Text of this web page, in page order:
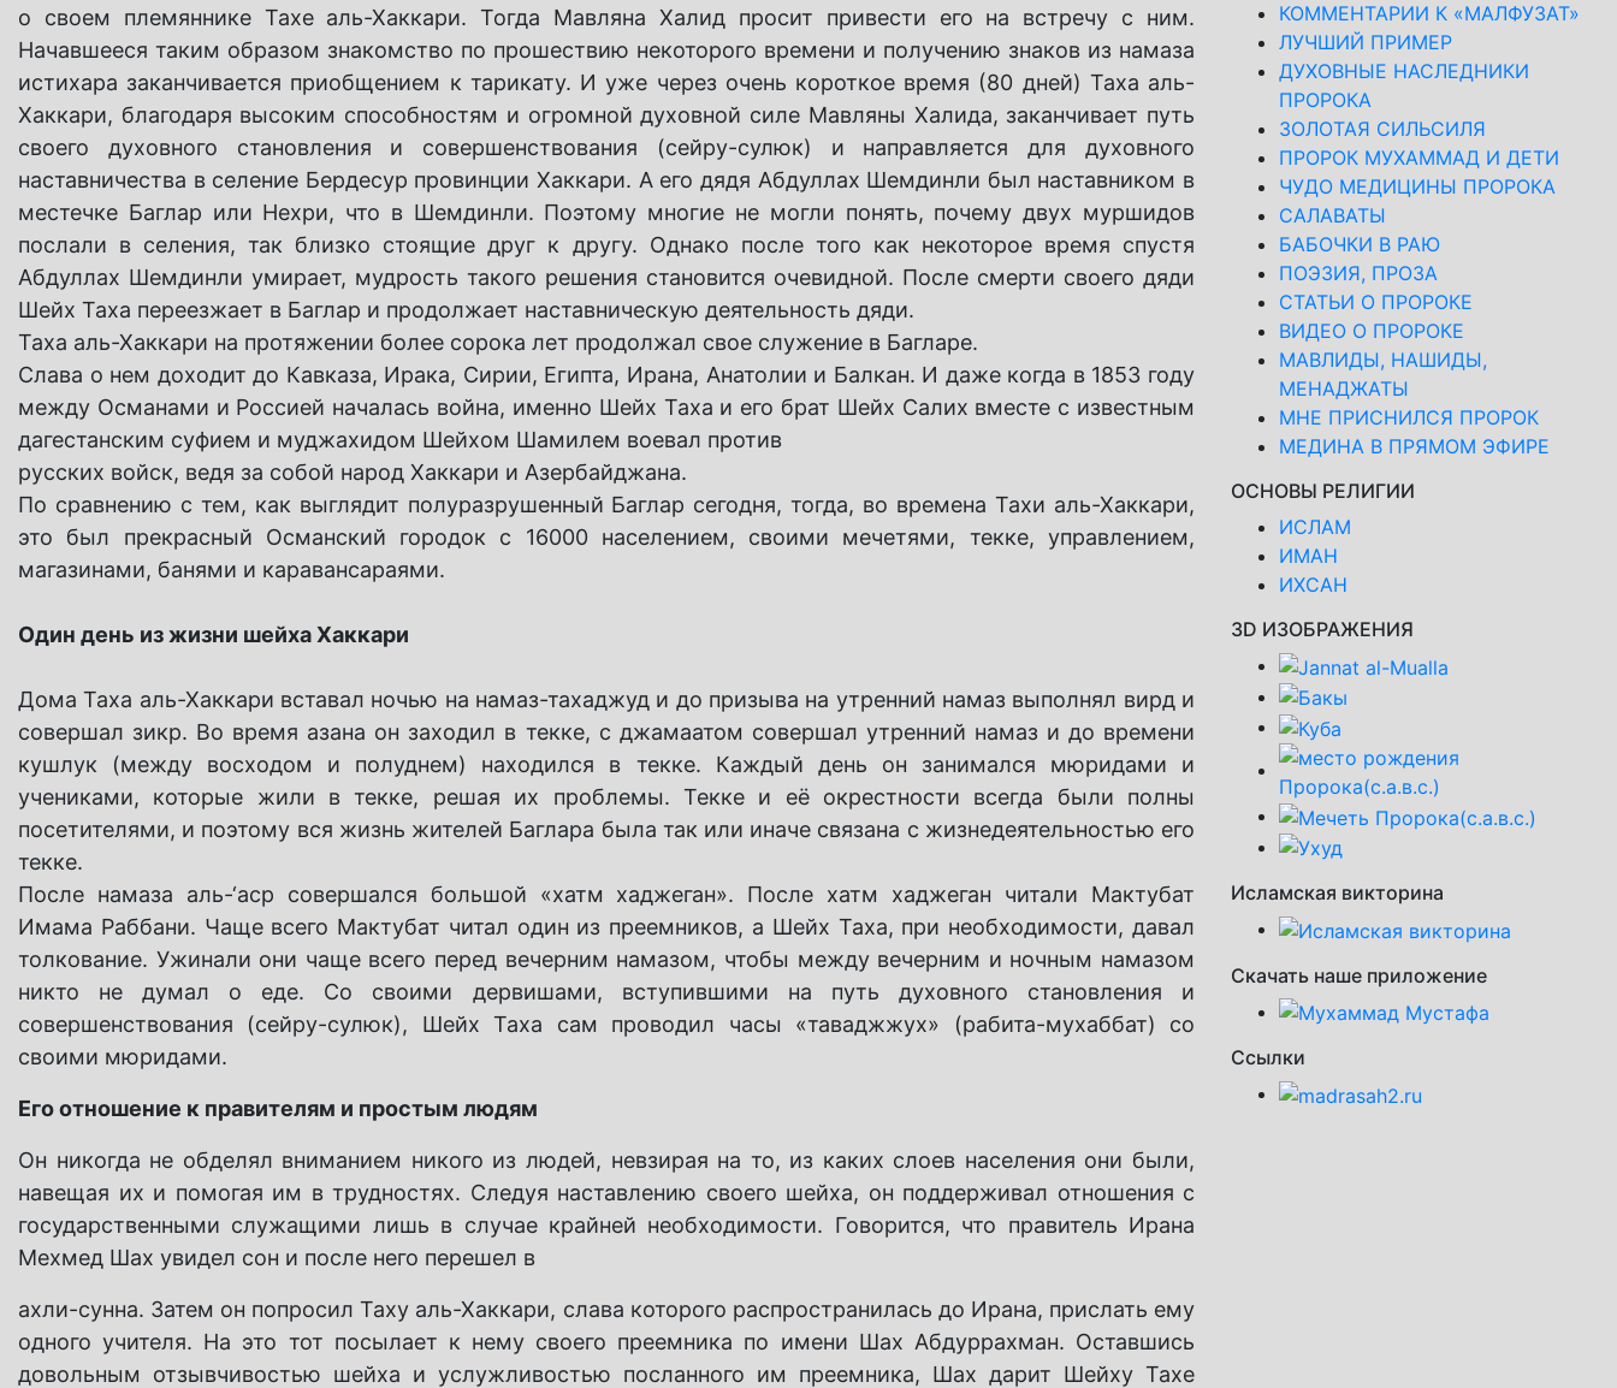
о своем племяннике Тахе аль-Хаккари. Тогда Мавляна Халид просит привести его на встречу с ним.
Начавшееся таким образом знакомство по прошествию некоторого времени и получению знаков из намаза
истихара заканчивается приобщением к тарикату. И уже через очень короткое время (80 дней) Таха аль-
Хаккари, благодаря высоким способностям и огромной духовной силе Мавляны Халида, заканчивает путь
своего духовного становления и совершенствования (сейру-сулюк) и направляется для духовного
наставничества в селение Бердесур провинции Хаккари. А его дядя Абдуллах Шемдинли был наставником в
местечке Баглар или Нехри, что в Шемдинли. Поэтому многие не могли понять, почему двух муршидов
послали в селения, так близко стоящие друг к другу. Однако после того как некоторое время спустя
Абдуллах Шемдинли умирает, мудрость такого решения становится очевидной. После смерти своего дяди
Шейх Таха переезжает в Баглар и продолжает наставническую деятельность дяди.
Таха аль-Хаккари на протяжении более сорока лет продолжал свое служение в Багларе.
Слава о нем доходит до Кавказа, Ирака, Сирии, Египта, Ирана, Анатолии и Балкан. И даже когда в 1853 году
между Османами и Россией началась война, именно Шейх Таха и его брат Шейх Салих вместе с известным
дагестанским суфием и муджахидом Шейхом Шамилем воевал против
русских войск, ведя за собой народ Хаккари и Азербайджана.
По сравнению с тем, как выглядит полуразрушенный Баглар сегодня, тогда, во времена Тахи аль-Хаккари,
это был прекрасный Османский городок с 16000 населением, своими мечетями, текке, управлением,
магазинами, банями и каравансараями.
Один день из жизни шейха Хаккари
Дома Таха аль-Хаккари вставал ночью на намаз-тахаджуд и до призыва на утренний намаз выполнял вирд и
совершал зикр. Во время азана он заходил в текке, с джамаатом совершал утренний намаз и до времени
кушлук (между восходом и полуднем) находился в текке. Каждый день он занимался мюридами и
учениками, которые жили в текке, решая их проблемы. Текке и её окрестности всегда были полны
посетителями, и поэтому вся жизнь жителей Баглара была так или иначе связана с жизнедеятельностью его
текке.
После намаза аль-‘аср совершался большой «хатм хаджеган». После хатм хаджеган читали Мактубат
Имама Раббани. Чаще всего Мактубат читал один из преемников, а Шейх Таха, при необходимости, давал
толкование. Ужинали они чаще всего перед вечерним намазом, чтобы между вечерним и ночным намазом
никто не думал о еде. Со своими дервишами, вступившими на путь духовного становления и
совершенствования (сейру-сулюк), Шейх Таха сам проводил часы «таваджжух» (рабита-мухаббат) со
своими мюридами.
Его отношение к правителям и простым людям
Он никогда не обделял вниманием никого из людей, невзирая на то, из каких слоев населения они были,
навещая их и помогая им в трудностях. Следуя наставлению своего шейха, он поддерживал отношения с
государственными служащими лишь в случае крайней необходимости. Говорится, что правитель Ирана
Мехмед Шах увидел сон и после него перешел в
ахли-сунна. Затем он попросил Таху аль-Хаккари, слава которого распространилась до Ирана, прислать ему
одного учителя. На это тот посылает к нему своего преемника по имени Шах Абдуррахман. Оставшись
довольным отзывчивостью шейха и услужливостью посланного им преемника, Шах дарит Шейху Тахе
КОММЕНТАРИИ К «МАЛФУЗАТ»
ЛУЧШИЙ ПРИМЕР
ДУХОВНЫЕ НАСЛЕДНИКИ
ПРОРОКА
ЗОЛОТАЯ СИЛЬСИЛЯ
ПРОРОК МУХАММАД И ДЕТИ
ЧУДО МЕДИЦИНЫ ПРОРОКА
САЛАВАТЫ
БАБОЧКИ В РАЮ
ПОЭЗИЯ, ПРОЗА
СТАТЬИ О ПРОРОКЕ
ВИДЕО О ПРОРОКЕ
МАВЛИДЫ, НАШИДЫ,
МЕНАДЖАТЫ
МНЕ ПРИСНИЛСЯ ПРОРОК
МЕДИНА В ПРЯМОМ ЭФИРЕ
ОСНОВЫ РЕЛИГИИ
ИСЛАМ
ИМАН
ИХСАН
3D ИЗОБРАЖЕНИЯ
Исламская викторина
Скачать наше приложение
Ссылки